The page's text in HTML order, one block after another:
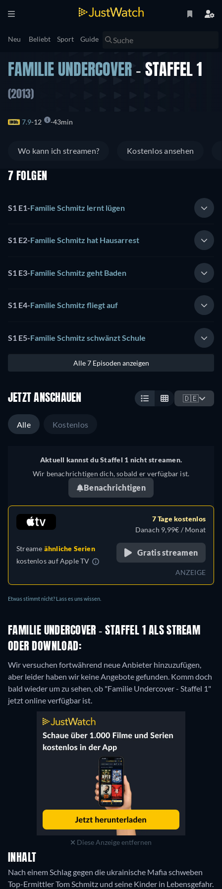
Neu Beliebt Sport Guide
FAMILIE UNDERCOVER - STAFFEL 1
(2013)
7.9 12 43min
Wo kann ich streamen? Kostenlos ansehen
7 FOLGEN
S1 E1-Familie Schmitz lernt lügen
S1 E2-Familie Schmitz hat Hausarrest
S1 E3-Familie Schmitz geht Baden
S1 E4-Familie Schmitz fliegt auf
S1 E5-Familie Schmitz schwänzt Schule
Alle 7 Episoden anzeigen
JETZT ANSCHAUEN 🇩🇪
Alle Kostenlos
Aktuell kannst du Staffel 1 nicht streamen.
Wir benachrichtigen dich, sobald er verfügbar ist.
Benachrichtigen
Streame ähnliche Serien
kostenlos aufApple TV
7 Tage kostenlos
Danach 9,99€ / Monat
Gratis streamen
ANZEIGE
Etwas stimmt nicht? Lass es uns wissen.
FAMILIE UNDERCOVER - STAFFEL 1 ALS STREAM
ODER DOWNLOAD:
Wir versuchen fortwährend neue Anbieter hinzuzufügen,
aber leider haben wir keine Angebote gefunden. Komm doch
bald wieder um zu sehen, ob "Familie Undercover - Staffel 1"
jetzt online verfügbar ist.
Diese Anzeige entfernen
INHALT
Nach einem Schlag gegen die ukrainische Mafia schweben
Top-Ermittler Tom Schmitz und seine Kinder in Lebensgefahr.